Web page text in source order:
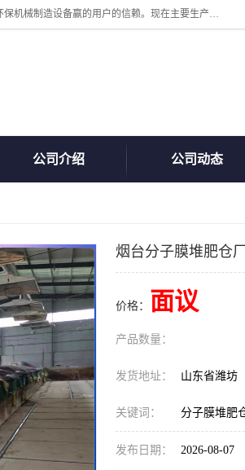
诸城汇泽机械有限公司是一家高新技术设备制造企业。公司坚持以高技术和，高服务于用户，以的环保机械制造设备赢的用户的信赖。现在主要生产死亡畜禽无害化处理和立式和卧式有机肥设备，搅拌机，烘干机，高温发酵机等。污水处理设备，固液分离机。气浮机，化制机等。公司秉承品质，用户至上，科技创新的经营理。
公司介绍 公司动态
烟台分子膜堆肥仓
价格： 面议
产品数量：
发货地址： 山东省潍坊
关键词： 分子膜堆肥
发布日期： 2026-08-07